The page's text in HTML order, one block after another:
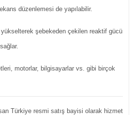
düzenlemesi de yapılabilir.
yükselterek şebekeden çekilen reaktif gücü
motorlar, bilgisayarlar vs. gibi birçok
Türkiye resmi satış bayisi olarak hizmet